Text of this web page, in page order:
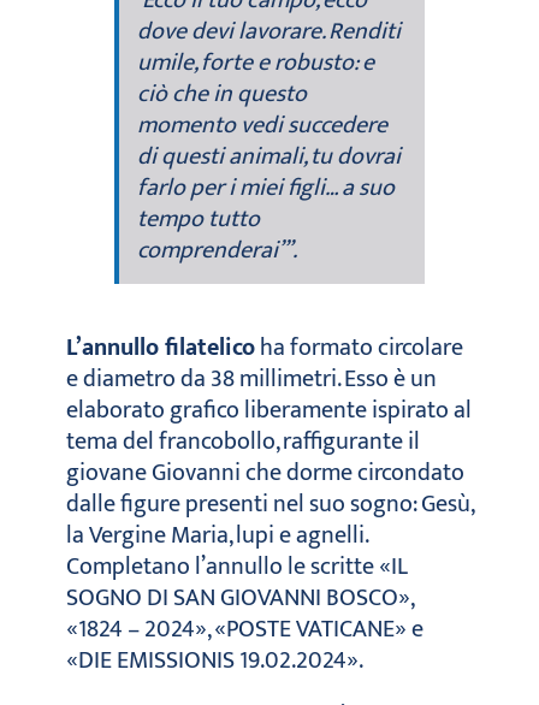
dove devi lavorare. Renditi
umile, forte e robusto: e
ciò che in questo
momento vedi succedere
di questi animali, tu dovrai
farlo per i miei figli… a suo
tempo tutto
comprenderai’”.
L’annullo filatelicoha formato circolare
e diametro da 38 millimetri. Esso è un
elaborato grafico liberamente ispirato al
tema del francobollo, raffigurante il
giovane Giovanni che dorme circondato
dalle figure presenti nel suo sogno: Gesù,
la Vergine Maria, lupi e agnelli.
Completano l’annullo le scritte «IL
SOGNO DI SAN GIOVANNI BOSCO»,
«1824 – 2024», «POSTE VATICANE» e
«DIE EMISSIONIS 19.02.2024».